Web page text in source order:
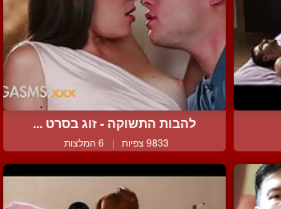
להבות התשוקה - זוג בסרט ...
9833 צפיות | 6 המלצות